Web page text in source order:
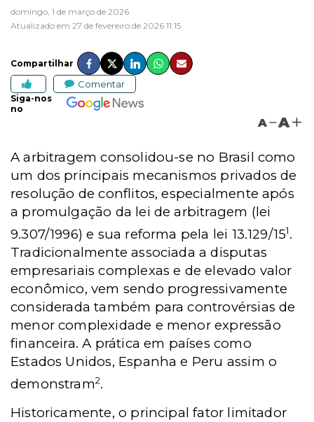
domingo, 1 de março de 2026
Atualizado em 27 de fevereiro de 2026 11:15
Compartilhar
Comentar
Siga-nos
no
A A
A arbitragem consolidou-se no Brasil como
um dos principais mecanismos privados de
resolução de conflitos, especialmente após
a promulgação da lei de arbitragem (lei
9.307/1996) e sua reforma pela lei 13.129/151.
Tradicionalmente associada a disputas
empresariais complexas e de elevado valor
econômico, vem sendo progressivamente
considerada também para controvérsias de
menor complexidade e menor expressão
financeira. A prática em países como
Estados Unidos, Espanha e Peru assim o
demonstram2.
Historicamente, o principal fator limitador